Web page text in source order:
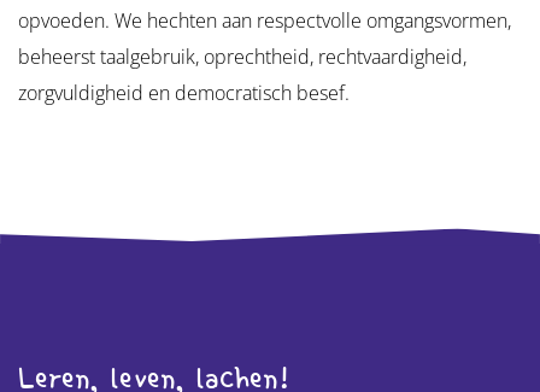
opvoeden. We hechten aan respectvolle omgangsvormen,
beheerst taalgebruik, oprechtheid, rechtvaardigheid,
zorgvuldigheid en democratisch besef.
Leren, leven, lachen !